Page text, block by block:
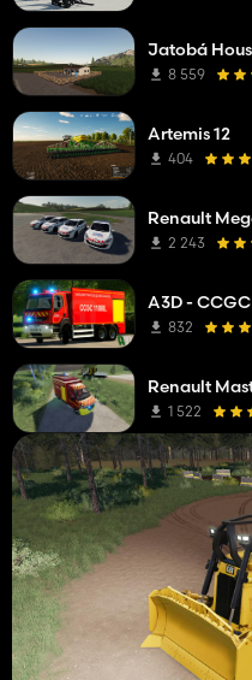
Jatobá
8 559
Artemis 12
404
Renault
2 243
A3D -
832
Renault
1 522